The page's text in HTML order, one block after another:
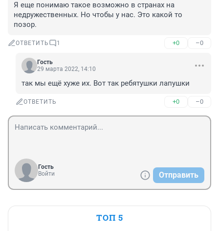
Я еще понимаю такое возможно в странах на
недружественных. Но чтобы у нас. Это какой то
позор.
ОТВЕТИТЬ 1 +0 –0
Гость
29 марта 2022, 14:10
так мы ещё хуже их. Вот так ребятушки лапушки
ОТВЕТИТЬ +0 –0
Гость
Войти
Отправить
ТОП 5